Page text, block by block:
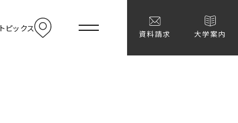
トピックス アクセス
資料請求 大学案内